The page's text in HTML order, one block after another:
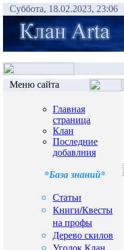
Суббота, 18.02.2023, 23:06
Меню сайта
Главная
страница
Клан
Последние
добавлния
*База знаний*
Статьи
Книги/Квесты
на профы
Дерево скилов
Уголок Клан